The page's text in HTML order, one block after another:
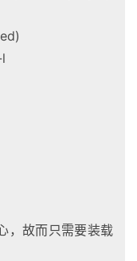
，故而只需要装载